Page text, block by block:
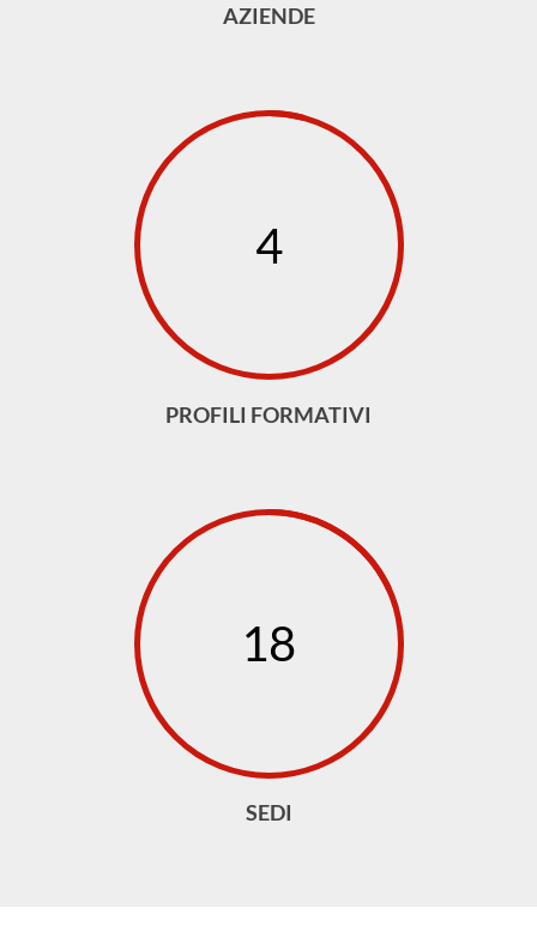
AZIENDE
4
PROFILI FORMATIVI
18
SEDI